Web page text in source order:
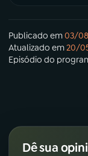
Publicado em03/
Atualizado em20/
Episódio do
Dê sua